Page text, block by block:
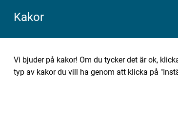
du fler frågor om detta objekt?
Andersson
735 658 380
du göra en egen granskning av det text-, bild-
Kakor
Vi bjuder på kakor! Om du tycker det är ok,
typ av kakor du vill ha genom att klicka på